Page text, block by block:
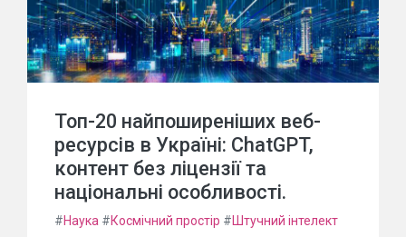
Топ-20 найпоширеніших веб-
ресурсів в Україні: ChatGPT,
контент без ліцензії та
національні особливості.
#Наука #Космічний простір #Штучний інтелект